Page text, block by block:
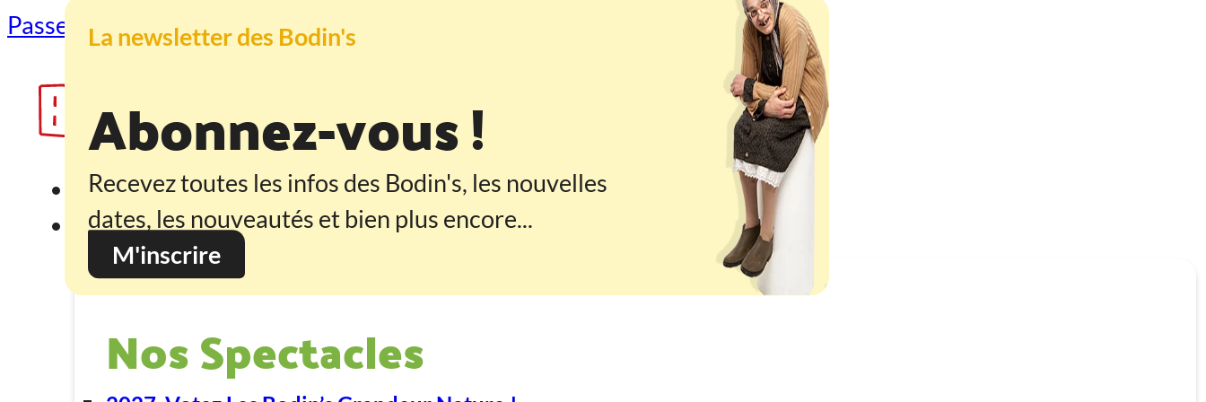
Passer au contenu principal Passer au pied de page
Accueil
Programmation
Nos Spectacles
La newsletter des Bodin's
Abonnez-vous !
Recevez toutes les infos des Bodin's, les nouvelles
dates, les nouveautés et bien plus encore...
M'inscrire